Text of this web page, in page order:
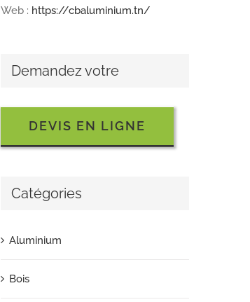
Web : https://cbaluminium.tn/
Demandez votre
DEVIS EN LIGNE
Catégories
Aluminium
Bois